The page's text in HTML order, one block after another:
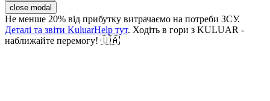
close modal
Не менше 20% від прибутку витрачаємо на потреби ЗСУ.
Деталі та звіти KuluarHelp тут. Ходіть в гори з KULUAR -
наближайте перемогу! 🇺🇦